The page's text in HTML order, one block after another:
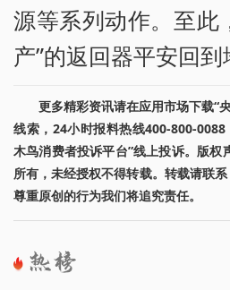
源等系列动作。至此
产”的返回器平安回到
更多精彩资讯请在应用市场下载“
线索，24小时报料热线400-800-
木鸟消费者投诉平台”线上投诉。版权
所有，未经授权不得转载。转载请联
尊重原创的行为我们将追究责任。